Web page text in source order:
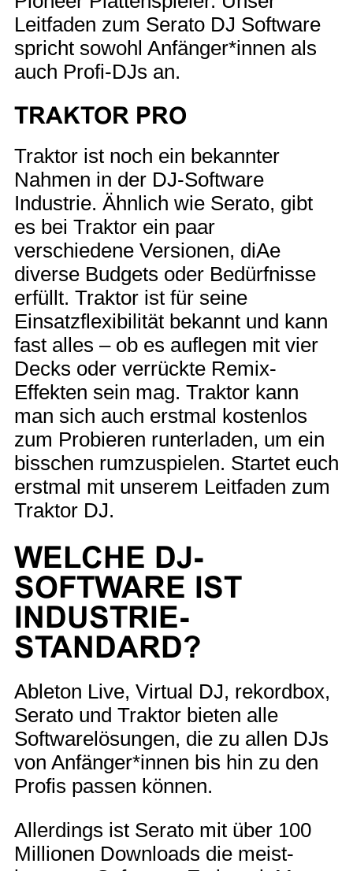
Leitfaden zum Serato DJ Software
spricht sowohl Anfänger*innen als
auch Profi-DJs an.
TRAKTOR PRO
Traktor ist noch ein bekannter
Nahmen in der DJ-Software
Industrie. Ähnlich wie Serato, gibt
es bei Traktor ein paar
verschiedene Versionen, diAe
diverse Budgets oder Bedürfnisse
erfüllt. Traktor ist für seine
Einsatzflexibilität bekannt und kann
fast alles – ob es auflegen mit vier
Decks oder verrückte Remix-
Effekten sein mag. Traktor kann
man sich auch erstmal kostenlos
zum Probieren runterladen, um ein
bisschen rumzuspielen. Startet euch
erstmal mit unserem Leitfaden zum
Traktor DJ.
WELCHE DJ-
SOFTWARE IST
INDUSTRIE-
STANDARD?
Ableton Live, Virtual DJ, rekordbox,
Serato und Traktor bieten alle
Softwarelösungen, die zu allen DJs
von Anfänger*innen bis hin zu den
Profis passen können.
Allerdings ist Serato mit über 100
Millionen Downloads die meist-